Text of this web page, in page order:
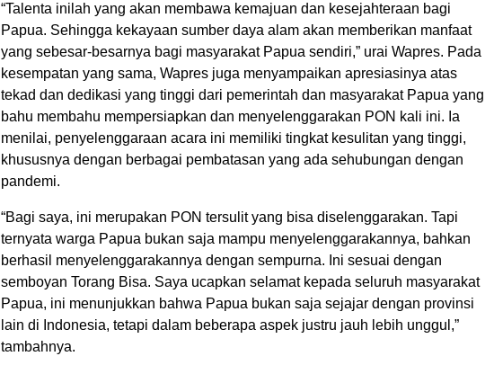
“Talenta inilah yang akan membawa kemajuan dan kesejahteraan bagi
Papua. Sehingga kekayaan sumber daya alam akan memberikan manfaat
yang sebesar-besarnya bagi masyarakat Papua sendiri,” urai Wapres. Pada
kesempatan yang sama, Wapres juga menyampaikan apresiasinya atas
tekad dan dedikasi yang tinggi dari pemerintah dan masyarakat Papua yang
bahu membahu mempersiapkan dan menyelenggarakan PON kali ini. Ia
menilai, penyelenggaraan acara ini memiliki tingkat kesulitan yang tinggi,
khususnya dengan berbagai pembatasan yang ada sehubungan dengan
pandemi.
“Bagi saya, ini merupakan PON tersulit yang bisa diselenggarakan. Tapi
ternyata warga Papua bukan saja mampu menyelenggarakannya, bahkan
berhasil menyelenggarakannya dengan sempurna. Ini sesuai dengan
semboyan Torang Bisa. Saya ucapkan selamat kepada seluruh masyarakat
Papua, ini menunjukkan bahwa Papua bukan saja sejajar dengan provinsi
lain di Indonesia, tetapi dalam beberapa aspek justru jauh lebih unggul,”
tambahnya.